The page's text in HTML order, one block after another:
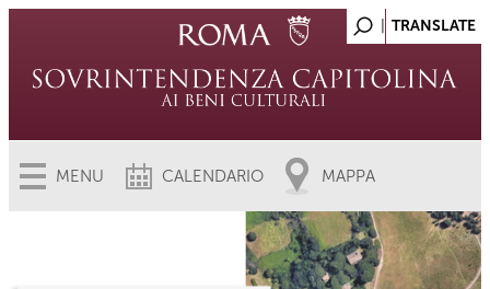
MENU CALENDARIO MAPPA